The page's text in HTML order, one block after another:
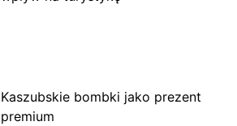
Kaszubskie bombki jako prezent
premium